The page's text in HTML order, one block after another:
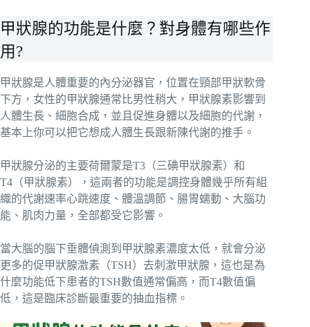
甲狀腺的功能是什麼？對身體有哪些作
用?
甲狀腺是人體重要的內分泌器官，位置在頸部甲狀軟骨
下方，女性的甲狀腺通常比男性稍大，甲狀腺素影響到
人體生長、細胞合成，並且促進身體以及細胞的代謝，
基本上你可以把它想成人體生長跟新陳代謝的推手。
甲狀腺分泌的主要荷爾蒙是T3（三碘甲狀腺素）和
T4（甲狀腺素），這兩者的功能是調控身體幾乎所有組
織的代謝速率心跳速度、體溫調節、腸胃蠕動、大腦功
能、肌肉力量，全部都受它影響。
當大腦的腦下垂體偵測到甲狀腺素濃度太低，就會分泌
更多的促甲狀腺激素（TSH）去刺激甲狀腺，這也是為
什麼功能低下患者的TSH數值通常偏高，而T4數值偏
低，這是臨床診斷最重要的抽血指標。